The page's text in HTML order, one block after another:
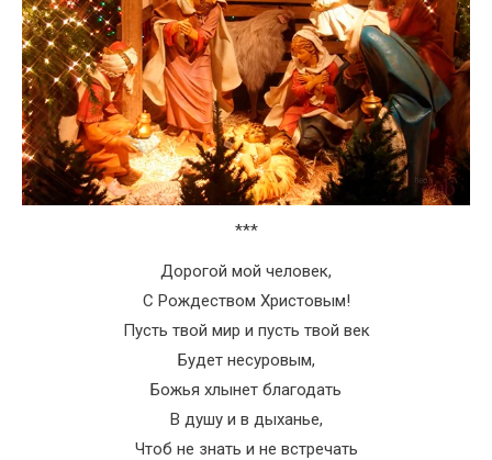
***
Дорогой мой человек,
С Рождеством Христовым!
Пусть твой мир и пусть твой век
Будет несуровым,
Божья хлынет благодать
В душу и в дыханье,
Чтоб не знать и не встречать